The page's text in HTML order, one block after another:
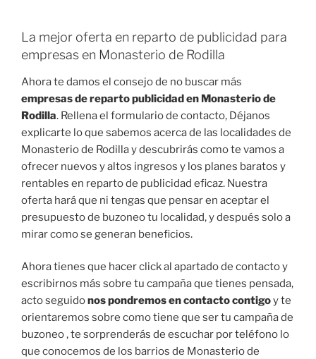
La mejor oferta en reparto de publicidad para
empresas en Monasterio de Rodilla
Ahora te damos el consejo de no buscar más
empresas de reparto publicidad en Monasterio de
Rodilla. Rellena el formulario de contacto, Déjanos
explicarte lo que sabemos acerca de las localidades de
Monasterio de Rodilla y descubrirás como te vamos a
ofrecer nuevos y altos ingresos y los planes baratos y
rentables en reparto de publicidad eficaz. Nuestra
oferta hará que ni tengas que pensar en aceptar el
presupuesto de buzoneo tu localidad, y después solo a
mirar como se generan beneficios.
Ahora tienes que hacer click al apartado de contacto y
escribirnos más sobre tu campaña que tienes pensada,
acto seguidonos pondremos en contacto contigoy te
orientaremos sobre como tiene que ser tu campaña de
buzoneo , te sorprenderás de escuchar por teléfono lo
que conocemos de los barrios de Monasterio de